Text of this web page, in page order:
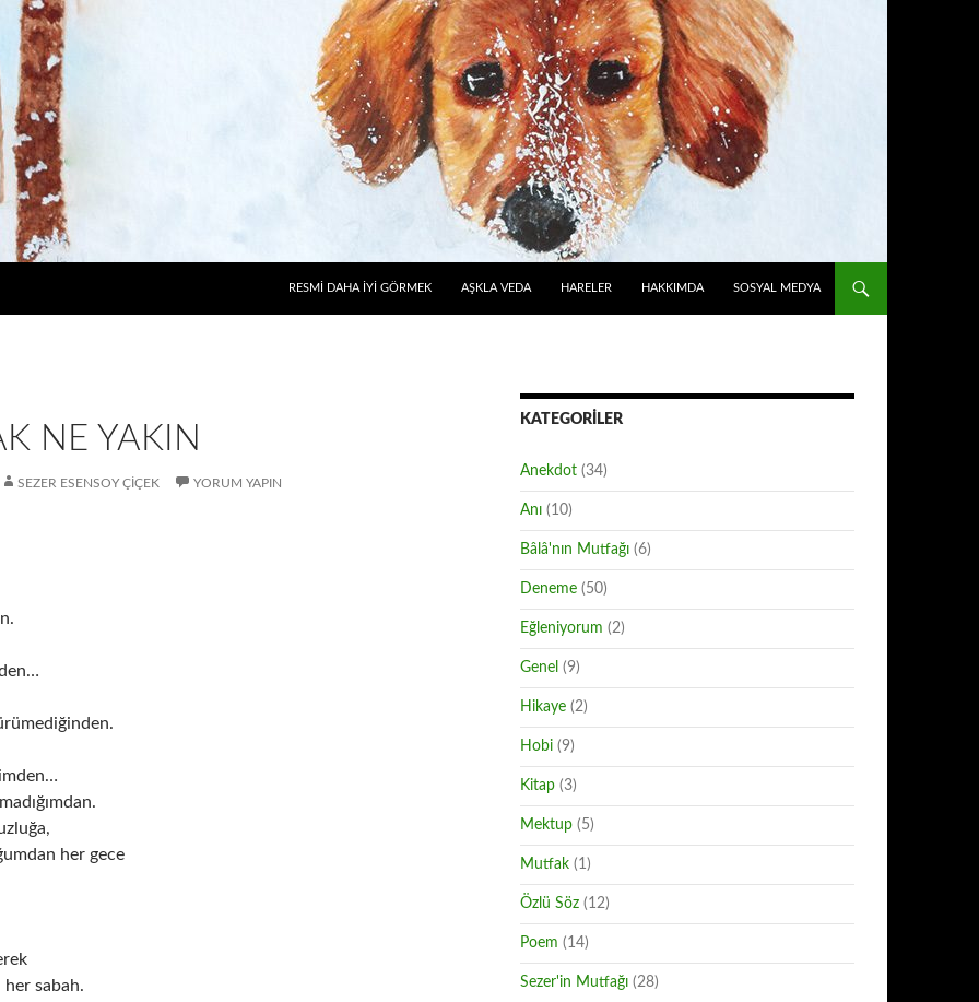
RESMI DAHA İYI GÖRMEK AŞKLA VEDA HARELER HAKKIMDA SOSYAL MEDYA
NE YAKIN
SEZER ESENSOY ÇIÇEK YORUM YAPIN
her gece
her sabah.
KATEGORILER
Anekdot (34)
Anı (10)
Bâlâ'nın Mutfağı (6)
Deneme (50)
Eğleniyorum (2)
Genel (9)
Hikaye (2)
Hobi (9)
Kitap (3)
Mektup (5)
Mutfak (1)
Özlü Söz (12)
Poem (14)
Sezer'in Mutfağı (28)